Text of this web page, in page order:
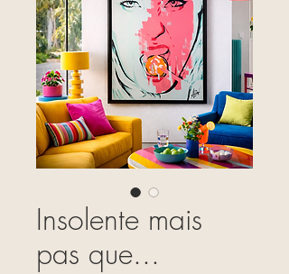
Insolente mais
pas que...